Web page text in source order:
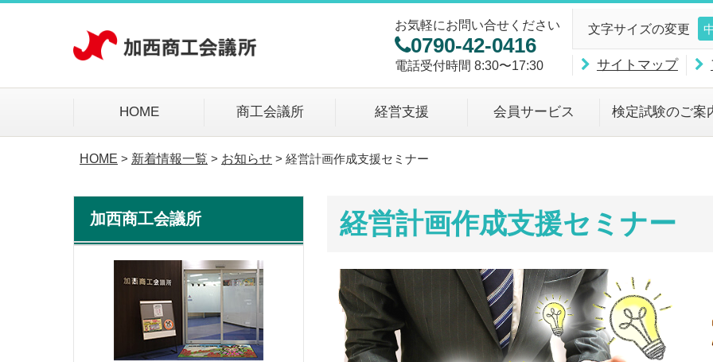
お気軽にお問い合せください
0790-42-0416
電話受付時間 8:30〜17:30
文字サイズの変更
サイトマップ
HOME 商工会議所 経営支援 会員サービス 検定試験のご案
HOME > 新着情報一覧 > お知らせ > 経営計画作成支援セミナー
経営計画作成支援セミナー
加西商工会議所